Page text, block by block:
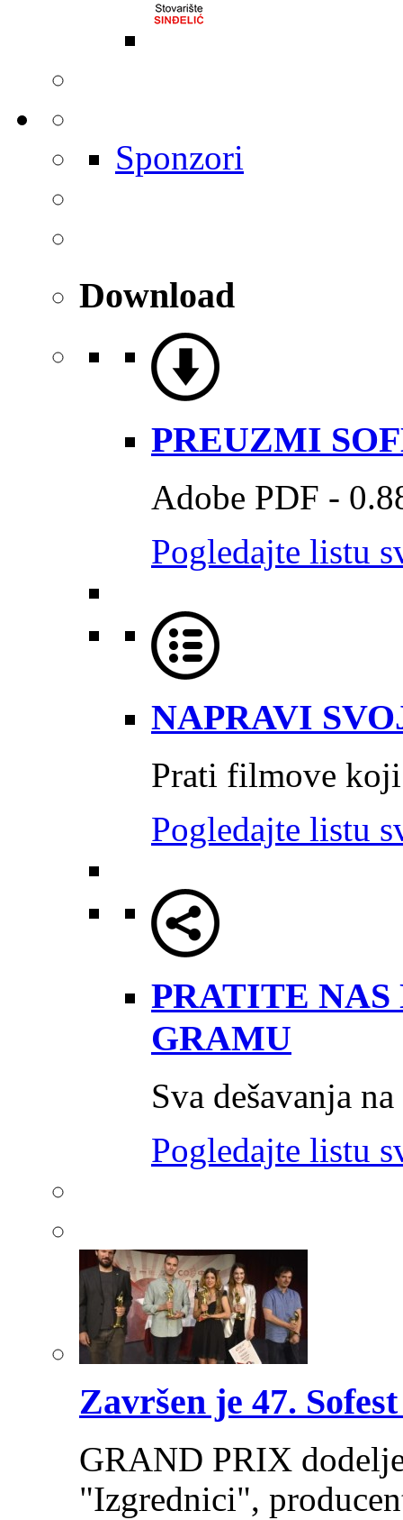
Sponzori
Download
PREUZMI
Adobe PDF -
Pogledajte listu
NAPRAVI
Prati filmove
Pogledajte listu
PRATITE NAS
GRAMU
Sva dešavanja
Pogledajte listu
Završen je 47.
GRAND PRIX
"Izgrednici",